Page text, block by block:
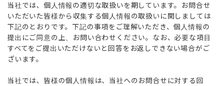
当社では、個人情報の適切な取扱いを期しています。お問合せ
いただいた皆様から収集する個人情報の取扱いに関しましては
下記のとおりです。下記の事項をご理解いただき、個人情報の
提出にご同意の上、お問い合わせください。なお、必要な項目
すべてをご提出いただけないと回答をお返しできない場合がご
ざいます。
当社では、皆様の個人情報は、当社へのお問合せに対する回